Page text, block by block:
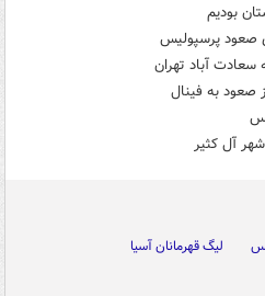
بودیم
صعود پرسپولیس
آباد تهران
صعود به فینال
آل کثیر
لیگ قهرمانان آسیا